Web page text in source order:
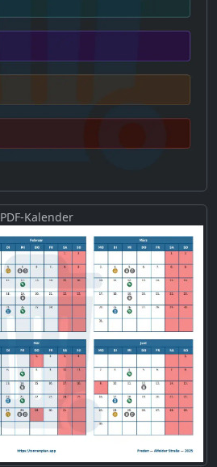
PDF-Kalender